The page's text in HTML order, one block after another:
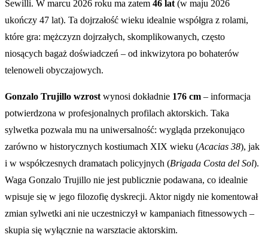
Sewilli. W marcu 2026 roku ma zatem 46 lat (w maju 2026
ukończy 47 lat). Ta dojrzałość wieku idealnie współgra z rolami,
które gra: mężczyzn dojrzałych, skomplikowanych, często
niosących bagaż doświadczeń – od inkwizytora po bohaterów
telenoweli obyczajowych.
Gonzalo Trujillo wzrost wynosi dokładnie 176 cm – informacja
potwierdzona w profesjonalnych profilach aktorskich. Taka
sylwetka pozwala mu na uniwersalność: wygląda przekonująco
zarówno w historycznych kostiumach XIX wieku (Acacias 38), jak
i w współczesnych dramatach policyjnych (Brigada Costa del Sol).
Waga Gonzalo Trujillo nie jest publicznie podawana, co idealnie
wpisuje się w jego filozofię dyskrecji. Aktor nigdy nie komentował
zmian sylwetki ani nie uczestniczył w kampaniach fitnessowych –
skupia się wyłącznie na warsztacie aktorskim.